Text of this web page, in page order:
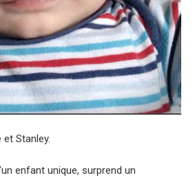
et Stanley.
enfant unique, surprend un